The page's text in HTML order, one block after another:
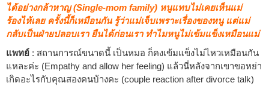
ได้อย่างกล้าหาญ (Single-mom family) หนูแทบไม่เคยเห็นแม่
ร้องไห้เลย ครั้งนี้ก็เหมือนกัน รู้ว่าแม่เจ็บเพราะเรื่องของหนู แต่แม่
กลับเป็นฝ่ายปลอบเรา ยืนได้ก่อนเรา ทำไมหนูไม่เข้มแข็งเหมือนแม่
แพทย์ : สถานการณ์ขนาดนี้ เป็นหมอ ก็คงเข้มแข็งไม่ไหวเหมือนกัน
แหละค่ะ (Empathy and allow her feeling) แล้วนี่หลังจากเขาขอหย่า
เกิดอะไรกับคุณสองคนบ้างคะ (couple reaction after divorce talk)